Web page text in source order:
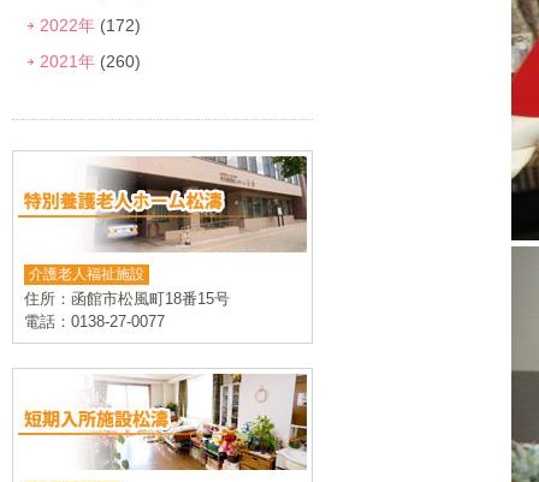
2022年 (172)
2021年 (260)
介護老人福祉施設
住所：函館市松風町18番15号
電話：0138-27-0077